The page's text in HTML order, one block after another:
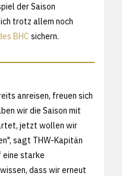
der Saison
trotz allem noch
BHC sichern.
anreisen, freuen sich
wir die Saison mit
jetzt wollen wir
sagt THW-Kapitän
eine starke
dass wir erneut